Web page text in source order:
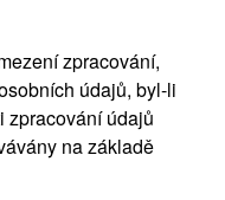
zpracování,
údajů, byl-li
zpracování údajů
na základě